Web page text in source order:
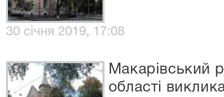
30 січня 2019, 17:08
Макарівський
області